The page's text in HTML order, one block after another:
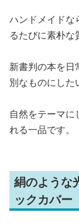
ハンドメイドな
るたびに素朴な
新書判の本を日
別なものにした
自然をテーマ
れる一品です。
絹のような
ックカバー